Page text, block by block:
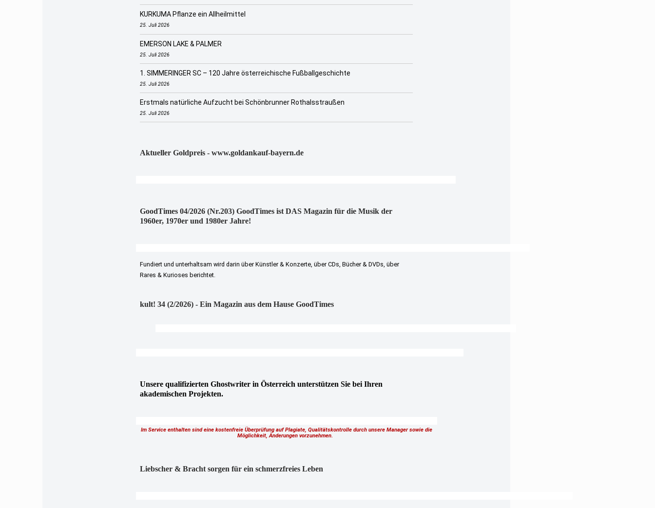
KURKUMA Pflanze ein Allheilmittel
25. Juli 2026
EMERSON LAKE & PALMER
25. Juli 2026
1. SIMMERINGER SC – 120 Jahre österreichische Fußballgeschichte
25. Juli 2026
Erstmals natürliche Aufzucht bei Schönbrunner Rothalsstraußen
25. Juli 2026
Aktueller Goldpreis - www.goldankauf-bayern.de
GoodTimes 04/2026 (Nr.203) GoodTimes ist DAS Magazin für die Musik der
1960er, 1970er und 1980er Jahre!
Fundiert und unterhaltsam wird darin über Künstler & Konzerte, über CDs, Bücher & DVDs, über
Rares & Kurioses berichtet.
kult! 34 (2/2026) - Ein Magazin aus dem Hause GoodTimes
Unsere qualifizierten Ghostwriter in Österreich unterstützen Sie bei Ihren
akademischen Projekten.
Im Service enthalten sind eine kostenfreie Überprüfung auf Plagiate, Qualitätskontrolle durch unsere Manager sowie die
Möglichkeit, Änderungen vorzunehmen.
Liebscher & Bracht sorgen für ein schmerzfreies Leben